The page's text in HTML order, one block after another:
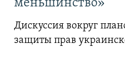
меньшинство»
Дискуссия вокруг
защиты прав